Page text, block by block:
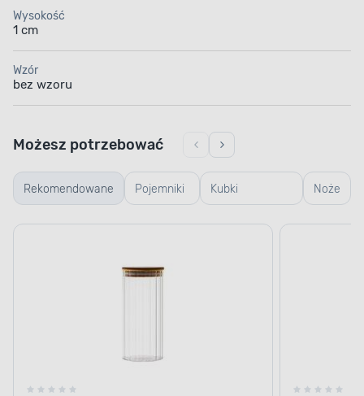
Wysokość
1 cm
Wzór
bez wzoru
Rekomendowane Pojemniki
szklane
Kubki
termiczne i
Noże
Możesz potrzebować